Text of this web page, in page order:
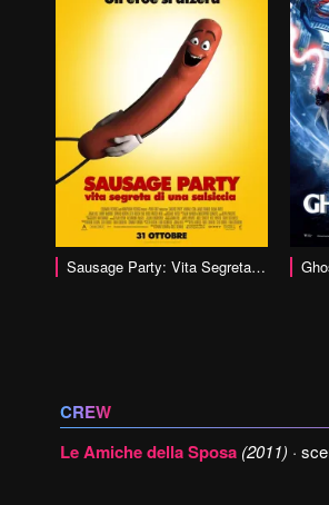
Sausage Party: Vita Segreta di una Salsiccia
vai alla scheda
CREW
Le Amiche della Sposa (2011) ·